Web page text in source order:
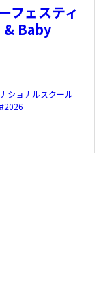
フェスティ
& Baby
ショナルスクール
2026